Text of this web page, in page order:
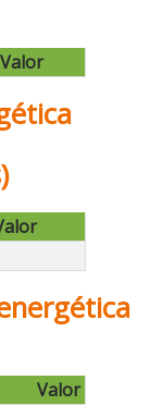
Valor
Valor